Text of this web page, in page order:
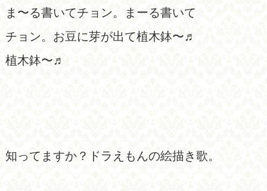
ま〜る書いてチョン。まーる書いて
チョン。お豆に芽が出て植木鉢〜♬
植木鉢〜♬
知ってますか？ドラえもんの絵描き歌。